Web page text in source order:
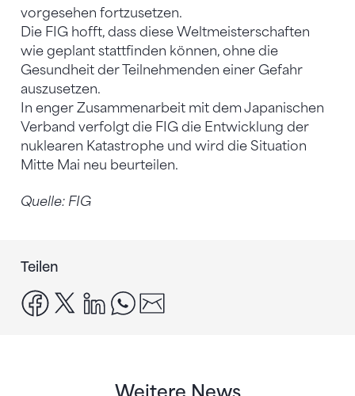
vorgesehen fortzusetzen.
Die FIG hofft, dass diese Weltmeisterschaften
wie geplant stattfinden können, ohne die
Gesundheit der Teilnehmenden einer Gefahr
auszusetzen.
In enger Zusammenarbeit mit dem Japanischen
Verband verfolgt die FIG die Entwicklung der
nuklearen Katastrophe und wird die Situation
Mitte Mai neu beurteilen.
Quelle: FIG
Teilen
facebook
x linkedinwhatsapp